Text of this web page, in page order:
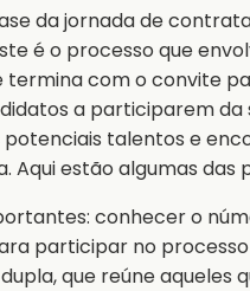
da jornada de
é o processo que
termina com o convite
a participarem da
talentos e
Aqui estão algumas
conhecer o
participar no
que reúne